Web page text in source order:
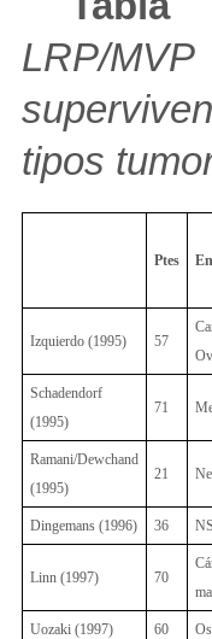
LRP/
tipos
Ptes
Izquierdo (1995) 57
Schadendorf
(1995)
71
Ramani/Dewchand
(1995)
21
Dingemans (1996) 36
Linn (1997) 70
Uozaki (1997) 60